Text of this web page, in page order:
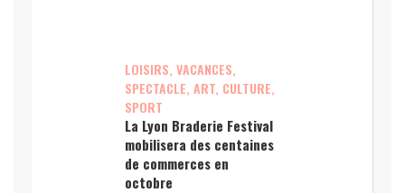
LOISIRS, VACANCES,
SPECTACLE, ART, CULTURE,
SPORT
La Lyon Braderie Festival
mobilisera des centaines
de commerces en
octobre